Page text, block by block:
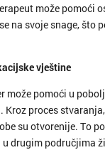
može pomoći
na svoje snage, što
vještine
može pomoći u
proces
su otvorenije. To
drugim područjima